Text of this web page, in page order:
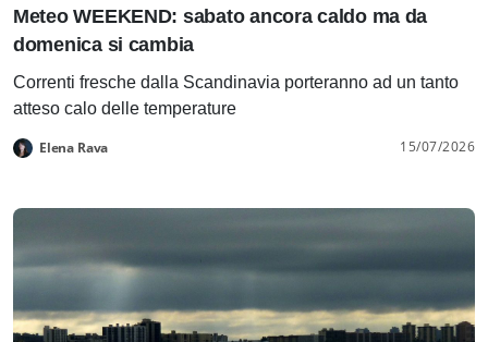
Meteo WEEKEND: sabato ancora caldo ma da
domenica si cambia
Correnti fresche dalla Scandinavia porteranno ad un tanto
atteso calo delle temperature
Elena Rava 15/07/2026